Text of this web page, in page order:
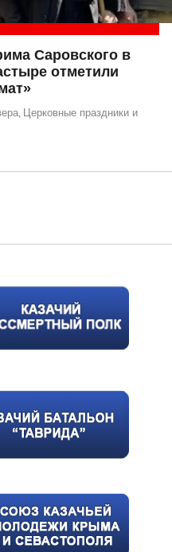
Саровского в
отметили
Церковные праздники и